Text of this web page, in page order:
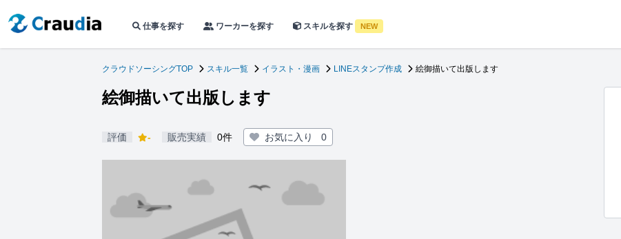
仕事を探す ワーカーを探す スキルを探す NEW
クラウドソーシングTOP スキル一覧 イラスト・漫画 LINEスタンプ作成 絵御描いて出版します
絵御描いて出版します
評価 - 販売実績 0件 お気に入り 0